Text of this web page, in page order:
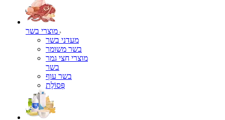
מעדני בשר
בשר משומר
מוצרי חצי גמר
בשר
בשר עוף
פְּסוֹלֶת